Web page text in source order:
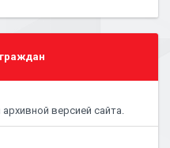
версией сайта.